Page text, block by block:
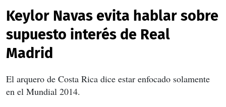
Keylor Navas evita hablar sobre
supuesto interés de Real
Madrid
El arquero de Costa Rica dice estar enfocado solamente
en el Mundial 2014.